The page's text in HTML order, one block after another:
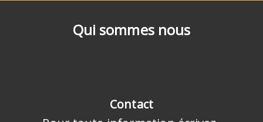
Qui sommes nous
Contact